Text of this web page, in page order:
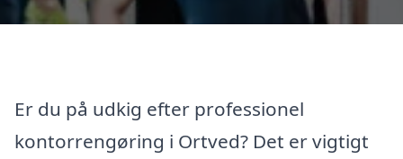
Er du på udkig efter professionel
kontorrengøring i Ortved? Det er vigtigt